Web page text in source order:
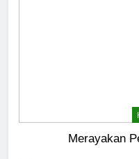
Merayakan